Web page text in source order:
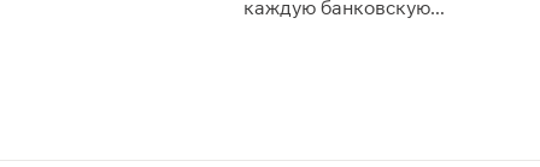
каждую банковскую